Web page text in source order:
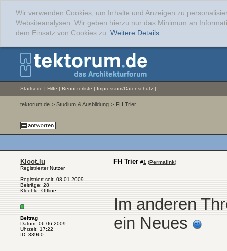
Wir verwenden Cookies, um Inhalte und Anzeigen zu
Websiteanalysen. Wir geben hierzu nur das Minimum an
dem Einsatz von Cookies zu. Weitere Details...
Startseite | Hilfe | Benutzerliste | Impressum/Datenschutz |
tektorum.de > Studium & Ausbildung > FH Trier
Kloot.lu
Registrierter Nutzer
Registriert seit: 08.01.2009
Beiträge: 28
Kloot.lu: Offline
Beitrag
Datum: 06.06.2009
Uhrzeit: 17:22
ID: 33960
FH Trier #1 (Permalink)
Im anderen
ein Neues